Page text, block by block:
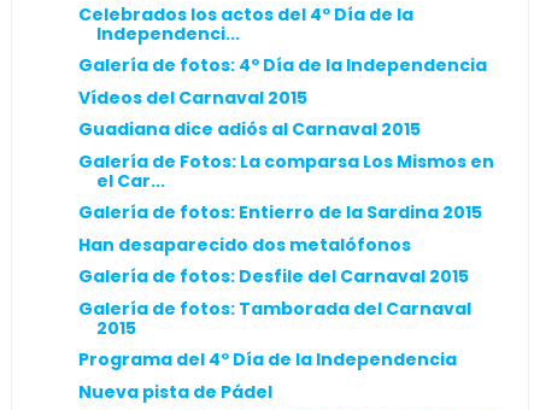
Celebrados los actos del 4º Día de la
Independenci...
Galería de fotos: 4º Día de la Independencia
Vídeos del Carnaval 2015
Guadiana dice adiós al Carnaval 2015
Galería de Fotos: La comparsa Los Mismos en
el Car...
Galería de fotos: Entierro de la Sardina 2015
Han desaparecido dos metalófonos
Galería de fotos: Desfile del Carnaval 2015
Galería de fotos: Tamborada del Carnaval
2015
Programa del 4º Día de la Independencia
Nueva pista de Pádel